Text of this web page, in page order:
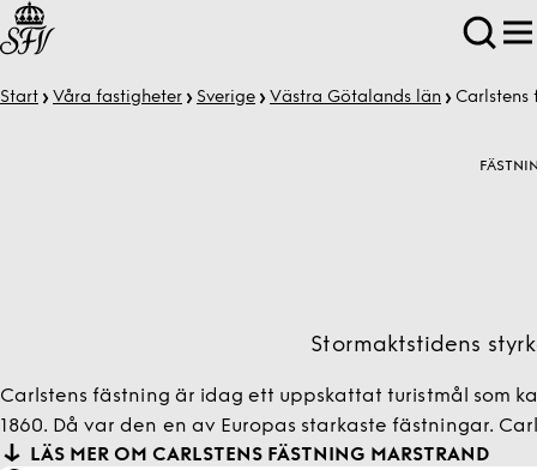
Start Våra fastigheter Sverige Västra Götalands län Carlstens
Stormaktstidens
Carlstens fästning är idag ett uppskattat turistmål som
1860. Då var den en av Europas starkaste fästningar.
LÄS MER OM CARLSTENS FÄSTNING MARSTRAND